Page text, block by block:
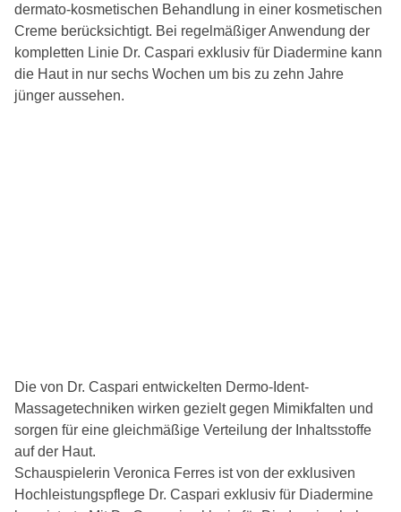
dermato-kosmetischen Behandlung in einer kosmetischen
Creme berücksichtigt. Bei regelmäßiger Anwendung der
kompletten Linie Dr. Caspari exklusiv für Diadermine kann
die Haut in nur sechs Wochen um bis zu zehn Jahre
jünger aussehen.
Die von Dr. Caspari entwickelten Dermo-Ident-
Massagetechniken wirken gezielt gegen Mimikfalten und
sorgen für eine gleichmäßige Verteilung der Inhaltsstoffe
auf der Haut.
Schauspielerin Veronica Ferres ist von der exklusiven
Hochleistungspflege Dr. Caspari exklusiv für Diadermine